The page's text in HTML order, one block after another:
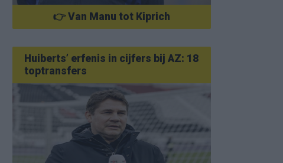
👉 Van Manu tot Kiprich
Huiberts’ erfenis in cijfers bij AZ: 18
toptransfers